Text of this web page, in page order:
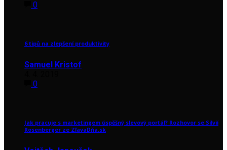
0
6 tipů na zlepšení produktivity
Samuel Kristof
0
Jak pracuje s marketingem úspěšný slevový portál? Rozhovor se Silvií
Rosenberger ze ZľavaDňa.sk